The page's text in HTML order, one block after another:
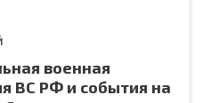
военная
ВС РФ и события на